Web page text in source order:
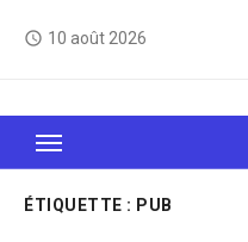
access_time 10 août 2026
Le Web, c'est comme
sait jamais
ÉTIQUETTE : PUB